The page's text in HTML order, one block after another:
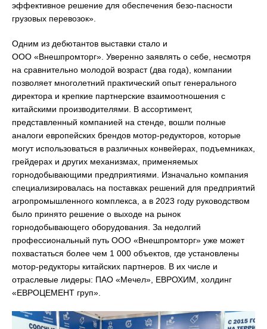
эффективное решение для обеспечения безо-пасности
грузовых перевозок».
Одним из дебютантов выставки стало и
ООО «Внешпромторг». Уверенно заявлять о себе, несмотря
на сравнительно молодой возраст (два года), компании
позволяет многолетний практический опыт генерального
директора и крепкие партнерские взаимоотношения с
китайскими производителями. В ассортимент,
представленный компанией на стенде, вошли полные
аналоги европейских брендов мотор-редукторов, которые
могут использоваться в различных конвейерах, подъемниках,
грейдерах и других механизмах, применяемых
горнодобывающими предприятиями. Изначально компания
специализировалась на поставках решений для предприятий
агропромышленного комплекса, а в 2023 году руководством
было принято решение о выходе на рынок
горнодобывающего оборудования. За недолгий
профессиональный путь ООО «Внешпромторг» уже может
похвастаться более чем 1 000 объектов, где установлены
мотор-редукторы китайских партнеров. В их числе и
отраслевые лидеры: ПАО «Мечел», ЕВРОХИМ, холдинг
«ЕВРОЦЕМЕНТ груп».